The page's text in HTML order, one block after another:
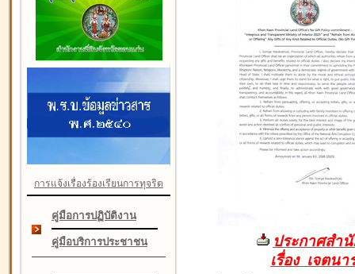
การแจ้งเรื่องร้องเรียนการทุจริต
คู่มือการปฏิบัติงาน
คู่มือบริการประชาชน
ประกาศสำ
เรื่อง เจตน